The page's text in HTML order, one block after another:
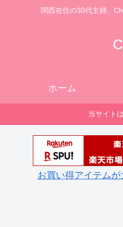
関西在住の30代主婦、
ホーム
当サイト
お買い得アイテム